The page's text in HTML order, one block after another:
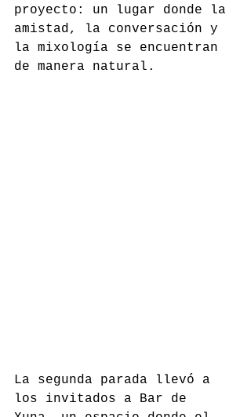
proyecto: un lugar donde la
amistad, la conversación y
la mixología se encuentran
de manera natural.
La segunda parada llevó a
los invitados a Bar de